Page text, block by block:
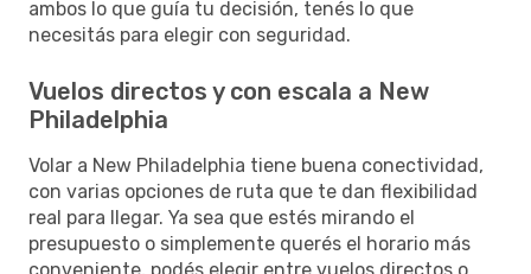
ambos lo que guía tu decisión, tenés lo que
necesitás para elegir con seguridad.
Vuelos directos y con escala a New
Philadelphia
Volar a New Philadelphia tiene buena conectividad,
con varias opciones de ruta que te dan flexibilidad
real para llegar. Ya sea que estés mirando el
presupuesto o simplemente querés el horario más